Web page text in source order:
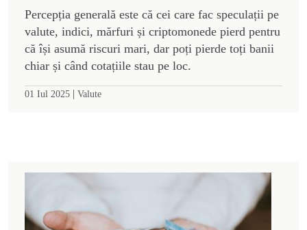
Percepția generală este că cei care fac speculații pe
valute, indici, mărfuri și criptomonede pierd pentru
că își asumă riscuri mari, dar poți pierde toți banii
chiar și când cotațiile stau pe loc.
01 Iul 2025 | Valute